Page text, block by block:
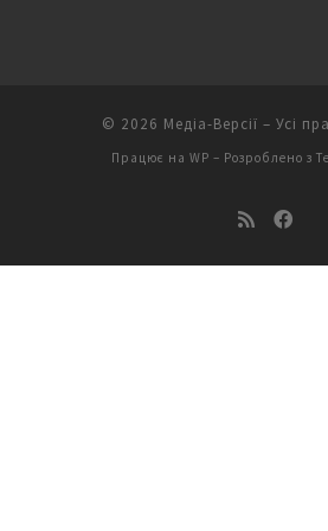
© 2026 Медіа-Версії – Усі
Працює на WP – Розроблено з